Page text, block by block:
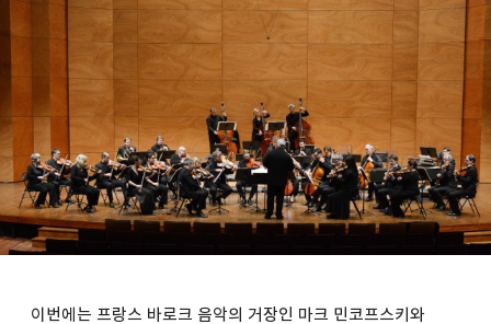
이번에는 프랑스 바로크 음악의 거장인 마크 민코프스키와